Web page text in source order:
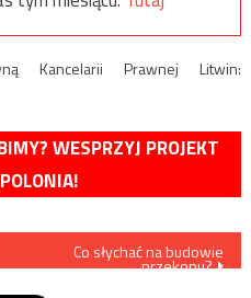
Kancelarii Prawnej Litwin:
WESPRZYJ PROJEKT
Co słychać na budowie
przekopu?